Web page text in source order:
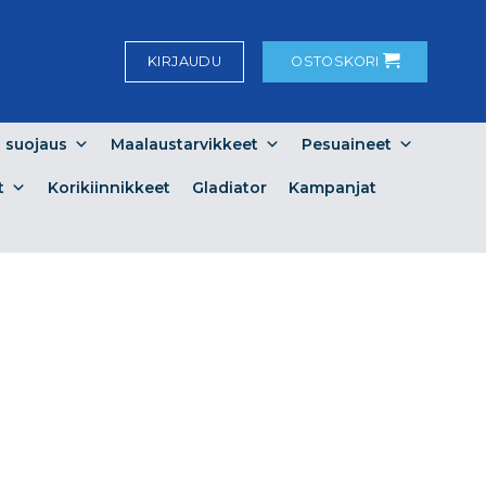
KIRJAUDU OSTOSKORI
suojaus Maalaustarvikkeet Pesuaineet
Korikiinnikkeet Gladiator Kampanjat